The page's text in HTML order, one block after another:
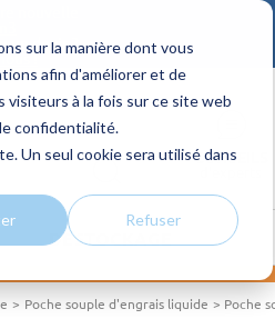
sur la manière dont vous
afin d'améliorer et de
à la fois sur ce site web
confidentialité.
Un seul cookie sera utilisé dans
Refuser
un devis ?
!
CONSEILS
DESTOCKAGE
Poche souple d'engrais liquide
Poche